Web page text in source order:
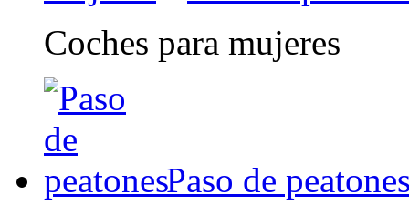
Coches para mujeres
Paso de